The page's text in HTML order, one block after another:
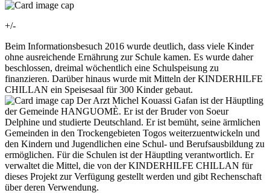
+/-
Beim Informationsbesuch 2016 wurde deutlich, dass viele Kinder
ohne ausreichende Ernährung zur Schule kamen. Es wurde daher
beschlossen, dreimal wöchentlich eine Schulspeisung zu
finanzieren. Darüber hinaus wurde mit Mitteln der KINDERHILFE
CHILLAN ein Speisesaal für 300 Kinder gebaut.
Der Arzt Michel Kouassi Gafan ist der Häuptling
der Gemeinde HANGUOMÈ. Er ist der Bruder von Soeur
Delphine und studierte Deutschland. Er ist bemüht, seine ärmlichen
Gemeinden in den Trockengebieten Togos weiterzuentwickeln und
den Kindern und Jugendlichen eine Schul- und Berufsausbildung zu
ermöglichen. Für die Schulen ist der Häuptling verantwortlich. Er
verwaltet die Mittel, die von der KINDERHILFE CHILLAN für
dieses Projekt zur Verfügung gestellt werden und gibt Rechenschaft
über deren Verwendung.